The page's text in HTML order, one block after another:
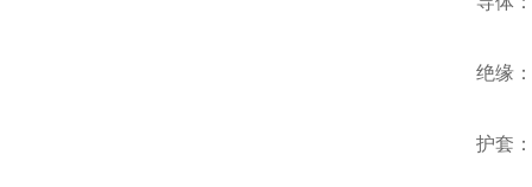
绝缘
护套